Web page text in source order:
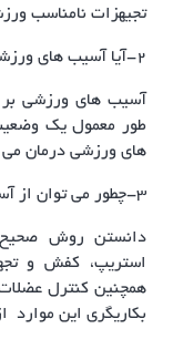
تجیهزات نامناسب
2-آیا آسیب های ورزشی درمان می شود؟
آسیب های ورزشی بر
طور معمول یک
های ورزشی درمان
3-چطور می توان از آسیب ورزشی جلوگیری کرد؟
دانستن روش
استریپ، کفش و
همچنین کنترل
بکاریگری این